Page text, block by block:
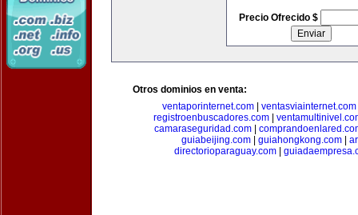
Precio Ofrecido $
Otros dominios en venta:
ventaporinternet.com
ventasviainternet.com
registroenbuscadores.com
camaraseguridad.com
guiabeijing.com
guiahongkong.com
directorioparaguay.com|